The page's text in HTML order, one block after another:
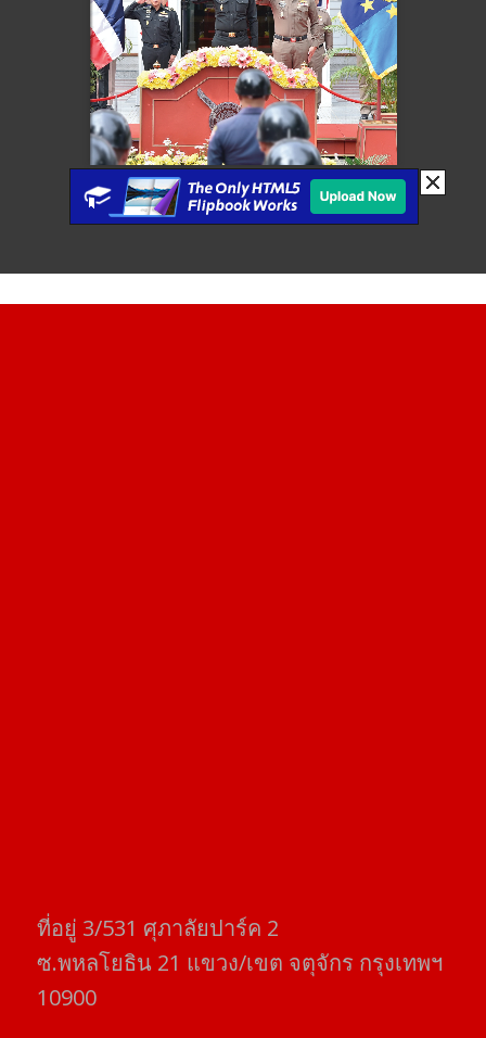
ที่อยู่​ 3/531​ ศุภาลัยปาร์ค​ 2
ซ.พหลโยธิน​ 21​ แขวง/เขต​ จตุจักร​ กรุงเทพฯ
10900